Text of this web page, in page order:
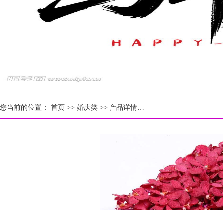
您当前的位置： 首页 >> 婚庆类 >> 产品详情…